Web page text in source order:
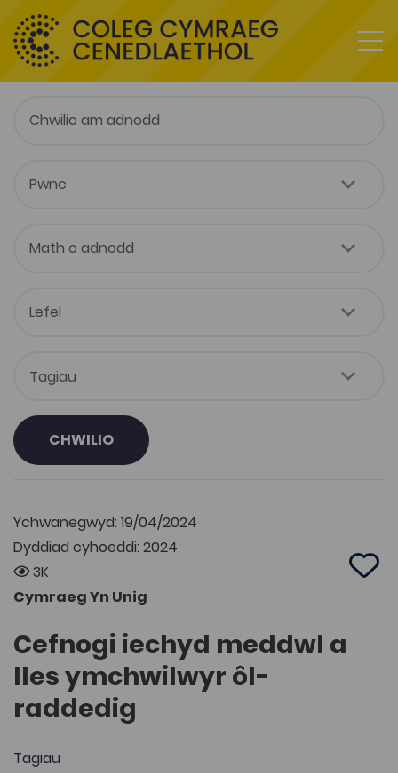
CHWILIO
Ychwanegwyd: 19/04/2024
Dyddiad cyhoeddi: 2024
3K
Cymraeg Yn Unig
Add
Cefnogi iechyd meddwl a
lles ymchwilwyr ôl-
raddedig
Tagiau